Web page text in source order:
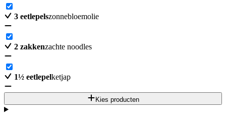
3 eetlepelszonnebloemolie
2 zakkenzachte noodles
1½ eetlepelketjap
Kies producten